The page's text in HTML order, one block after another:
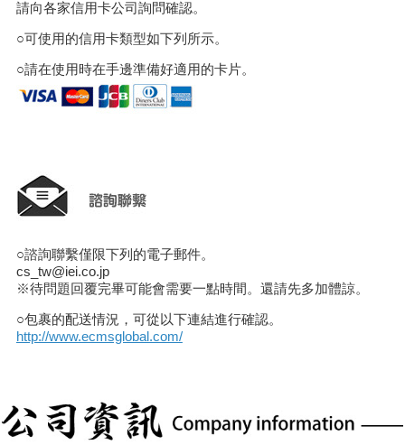
請向各家信用卡公司詢問確認。
○可使用的信用卡類型如下列所示。
○請在使用時在手邊準備好適用的卡片。
○諮詢聯繫僅限下列的電子郵件。
cs_tw@iei.co.jp
※待問題回覆完畢可能會需要一點時間。還請先多加體諒。
○包裹的配送情況，可從以下連結進行確認。
http://www.ecmsglobal.com/